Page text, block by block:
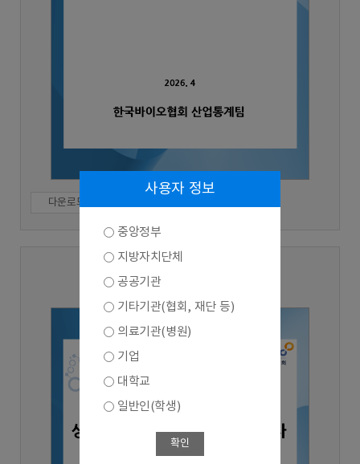
다운로드
2025년 3분기
사용자 정보
중앙정부
지방자치단체
공공기관
기타기관(협회, 재단 등)
의료기관(병원)
기업
대학교
일반인(학생)
확인